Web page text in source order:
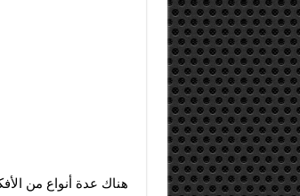
هناك عدة أنواع من